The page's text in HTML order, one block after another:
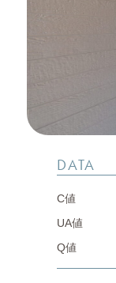
DATA
C値
UA値
Q値